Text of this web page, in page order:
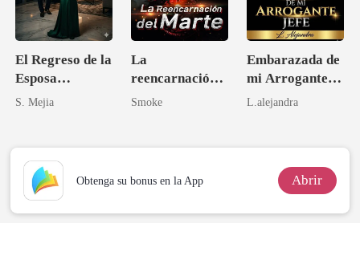
El Regreso de la
Esposa
Despreciada
S. Mejia
La
reencarnación
del Marte
Smoke
Embarazada de
mi Arrogante
Jefe
L.alejandra
Obtenga su bonus en la App Abrir